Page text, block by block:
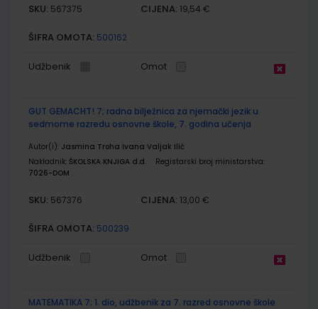
SKU: 567375 CIJENA: 19,54 €
ŠIFRA OMOTA: 500162
Udžbenik Omot
GUT GEMACHT! 7; radna bilježnica za njemački jezik u
sedmome razredu osnovne škole, 7. godina učenja
Autor(i): Jasmina Troha Ivana Valjak Ilić
Nakladnik: ŠKOLSKA KNJIGA d.d.
Registarski broj ministarstva:
7026-DOM
SKU: 567376 CIJENA: 13,00 €
ŠIFRA OMOTA: 500239
Udžbenik Omot
MATEMATIKA 7; 1. dio, udžbenik za 7. razred osnovne škole